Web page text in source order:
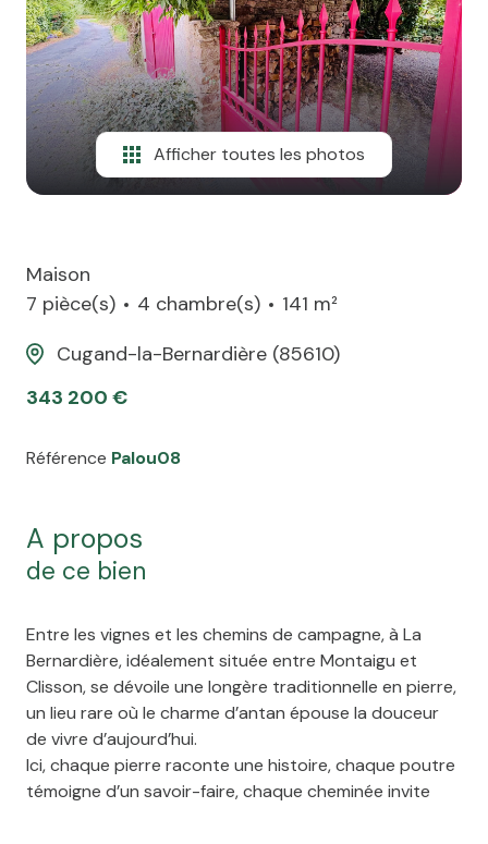
mail
financement
contact
Afficher toutes les photos
Maison
7 pièce(s)
4 chambre(s)
141 m²
Cugand-la-Bernardière (85610)
343 200 €
Référence Palou08
a propos
de ce bien
Entre les vignes et les chemins de campagne, à La
Bernardière, idéalement située entre Montaigu et
Clisson, se dévoile une longère traditionnelle en pierre,
un lieu rare où le charme d’antan épouse la douceur
de vivre d’aujourd’hui.
Ici, chaque pierre raconte une histoire, chaque poutre
témoigne d’un savoir-faire, chaque cheminée invite